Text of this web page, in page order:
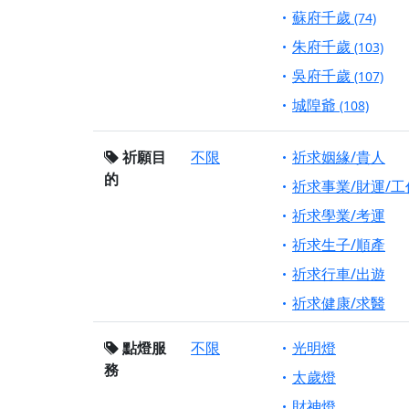
蘇府千歲 (74)
朱府千歲 (103)
吳府千歲 (107)
城隍爺 (108)
祈願目
的
不限
祈求姻緣/貴人
祈求事業/財運/工
祈求學業/考運
祈求生子/順產
祈求行車/出遊
祈求健康/求醫
點燈服
務
不限
光明燈
太歲燈